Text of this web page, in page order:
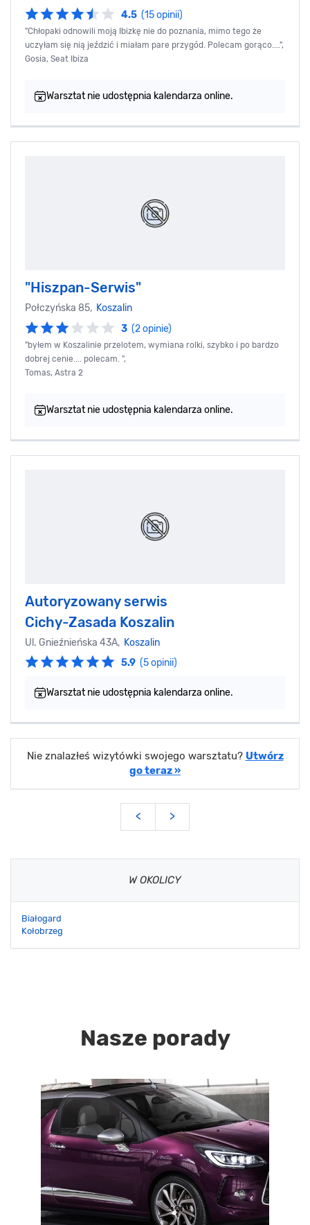
4.5 (15 opinii)
"Chłopaki odnowili moją Ibizkę nie do poznania, mimo tego że
uczyłam się nią jeździć i miałam pare przygód. Polecam gorąco....",
Gosia, Seat Ibiza
Warsztat nie udostępnia kalendarza online.
"Hiszpan-Serwis"
Połczyńska 85, Koszalin
3 (2 opinie)
"byłem w Koszalinie przelotem, wymiana rolki, szybko i po bardzo
dobrej cenie.... polecam. ",
Tomas, Astra 2
Warsztat nie udostępnia kalendarza online.
Autoryzowany serwis
Cichy-Zasada Koszalin
Ul. Gnieźnieńska 43A, Koszalin
5.9 (5 opinii)
Warsztat nie udostępnia kalendarza online.
Nie znalazłeś wizytówki swojego warsztatu? Utwórz
go teraz »
< >
W OKOLICY
Białogard
Kołobrzeg
Nasze porady